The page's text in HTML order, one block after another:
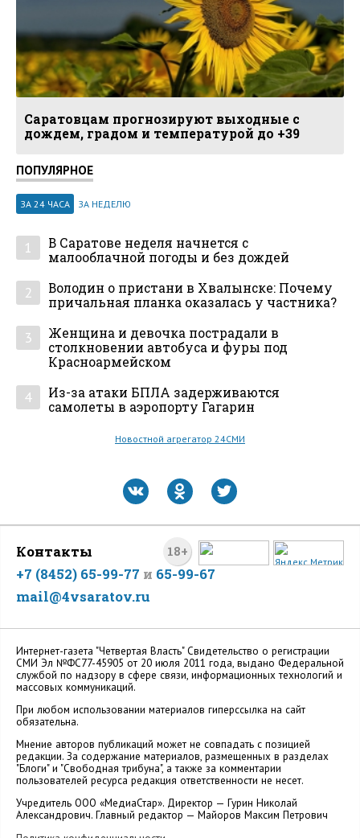
Саратовцам прогнозируют выходные с
дождем, градом и температурой до +39
ПОПУЛЯРНОЕ
ЗА 24 ЧАСА ЗА НЕДЕЛЮ
1
В Саратове неделя начнется с
малооблачной погоды и без дождей
2
Володин о пристани в Хвалынске: Почему
причальная планка оказалась у частника?
3
Женщина и девочка пострадали в
столкновении автобуса и фуры под
Красноармейском
4
Из-за атаки БПЛА задерживаются
самолеты в аэропорту Гагарин
Новостной агрегатор 24СМИ
18+
Контакты
+7 (8452) 65-99-77 и 65-99-67
mail@4vsaratov.ru
Интернет-газета "Четвертая Власть" Cвидетельство о регистрации
СМИ Эл №ФС77-45905 от 20 июля 2011 года, выдано Федеральной
службой по надзору в сфере связи, информационных технологий и
массовых коммуникаций.
При любом использовании материалов гиперссылка на сайт
обязательна.
Мнение авторов публикаций может не совпадать с позицией
редакции. За содержание материалов, размещенных в разделах
"Блоги" и "Свободная трибуна", а также за комментарии
пользователей ресурса редакция ответственности не несет.
Учредитель ООО «МедиаСтар». Директор — Гурин Николай
Александрович. Главный редактор — Майоров Максим Петрович